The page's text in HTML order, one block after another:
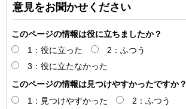
意見をお聞かせください
このページの情報は役に立ちましたか？
1：役に立った
2：ふつう
3：役に立たなかった
このページの情報は見つけやすかったですか？
1：見つけやすかった
2：ふつう